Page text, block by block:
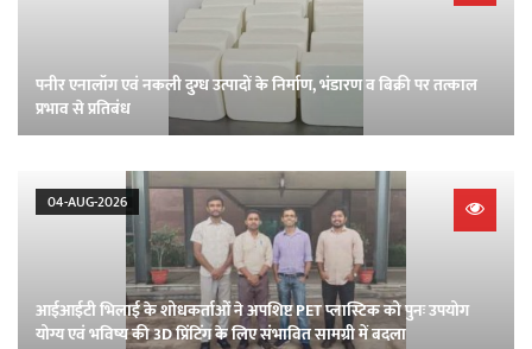
पनीर एनालॉग एवं नकली दुग्ध उत्पादों के निर्माण, भंडारण व बिक्री पर तत्काल
प्रभाव से प्रतिबंध
04-AUG-2026
आईआईटी भिलाई के शोधकर्ताओं ने अपशिष्ट PET प्लास्टिक को पुनः उपयोग
योग्य एवं भविष्य की 3D प्रिंटिंग के लिए संभावित सामग्री में बदला